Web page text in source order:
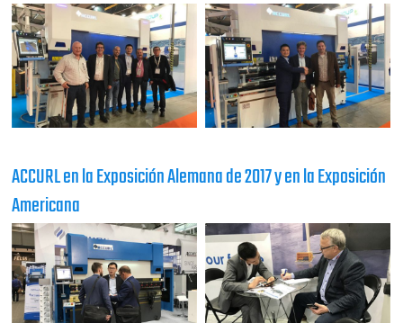
ACCURL en la Exposición Alemana de 2017 y en la Exposición
Americana